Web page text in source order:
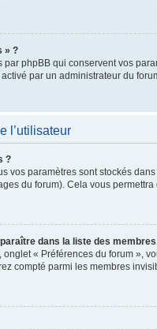
» ?
phpBB qui conservent vos
par un administrateur du
l’utilisateur
?
vos paramètres sont stockés
du forum). Cela vous
dans la liste des
« Préférences du forum »,
compté parmi les membres